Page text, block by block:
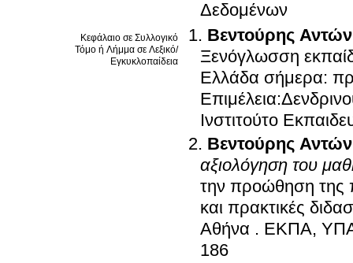
Δεδομένων
Κεφάλαιο σε Συλλογικό
Τόμο ή Λήμμα σε Λεξικό/
Εγκυκλοπαίδεια
Βεντούρης
Ξενόγλωσση
Ελλάδα σήμερα:
Ινστιτούτο
Βεντούρης
αξιολόγηση του
την προώθηση της
και πρακτικές
Αθήνα . ΕΚΠΑ,
186